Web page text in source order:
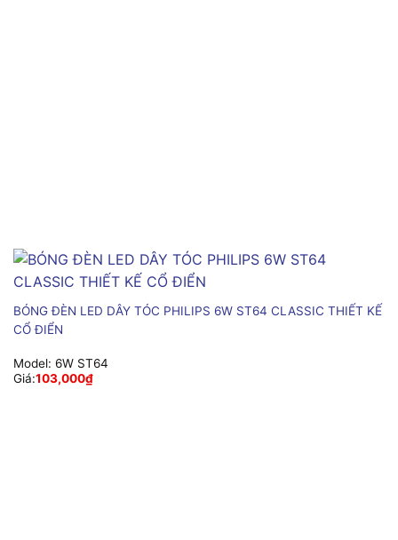
BÓNG ĐÈN LED DÂY TÓC PHILIPS 6W ST64 CLASSIC THIẾT KẾ
CỔ ĐIỂN
Model: 6W ST64
Giá:103,000₫